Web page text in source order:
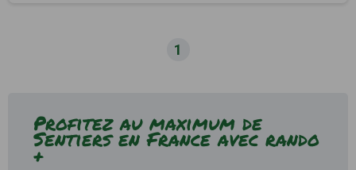
1
Profitez au maximum de
Sentiers en France avec rando
+